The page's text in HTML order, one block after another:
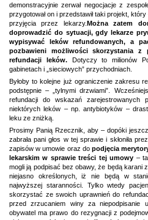
demonstracyjnie zerwał negocjacje z
przygotował on i przedstawił taki projekt,
przyjęcia przez lekarzy.Można zatem
doprowadzić do sytuacji, gdy lekarze
wypisywać leków refundowanych, a
pozbawieni możliwości skorzystania z
refundacji leków.Dotyczy to milionów
gabinetach i „sieciowych” przychodniach.
Byłoby to kolejne już ograniczenie zakresu
podstępnie – „tylnymi drzwiami”.
refundacji do wskazań zarejestrowanych
niektórych leków – np. antybiotyków –
leku ze zniżką.
Prosimy Panią Rzecznik, aby – dopóki
zabrała pani głos w tej sprawie i skłoniła
zapisów w umowie oraz dopodjęcia
lekarskim w sprawie treści tej umowy –
mogli ją podpisać bez obawy, że będą karani
niejasno określonych, iż nie będą w
najwyższej staranności. Tylko wtedy
skorzystać ze swoich uprawnień do
przed zrzucaniem winy za niepodpisanie
obywatel ma prawo do rezygnacji z